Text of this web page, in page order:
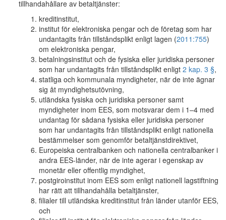
tillhandahållare av betaltjänster:
kreditinstitut,
institut för elektroniska pengar och de företag som har
undantagits från tillståndsplikt enligt lagen (2011:755)
om elektroniska pengar,
betalningsinstitut och de fysiska eller juridiska personer
som har undantagits från tillståndsplikt enligt 2 kap. 3 §,
statliga och kommunala myndigheter, när de inte ägnar
sig åt myndighetsutövning,
utländska fysiska och juridiska personer samt
myndigheter inom EES, som motsvarar dem i 1–4 med
undantag för sådana fysiska eller juridiska personer
som har undantagits från tillståndsplikt enligt nationella
bestämmelser som genomför betaltjänstdirektivet,
Europeiska centralbanken och nationella centralbanker i
andra EES-länder, när de inte agerar i egenskap av
monetär eller offentlig myndighet,
postgiroinstitut inom EES som enligt nationell lagstiftning
har rätt att tillhandahålla betaltjänster,
filialer till utländska kreditinstitut från länder utanför EES,
och